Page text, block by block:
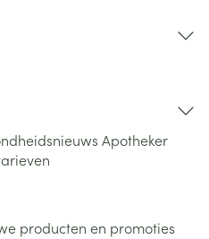
Apotheker
producten en promoties